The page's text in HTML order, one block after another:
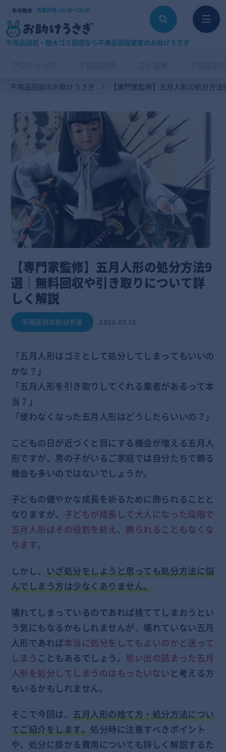
年中無休 営業時間: 08:00〜24:00
不用品回収・粗大ゴミ回収なら不用品回収業者のお助けうさぎ
不用品回収のお助けうさぎ 【専門家監修】五月人形の処分方
【専門家監修】五月人形の処分方法9
選｜無料回収や引き取りについて詳
しく解説
不用品別の処分方法
「五月人形はゴミとして処分してしまってもいいの
かな？」
「五月人形を引き取りしてくれる業者があるって本
当？」
「使わなくなった五月人形はどうしたらいいの？」
こどもの日が近づくと目にする機会が増える五月人
形ですが、男の子がいるご家庭では自分たちで飾る
機会も多いのではないでしょうか。
子どもの健やかな成長を祈るために飾られることと
なりますが、 子どもが成長して大人になった段階で
五月人形はその役割を終え、飾られることもなくな
ります。
しかし、 いざ処分をしようと思っても処分方法に悩
んでしまう方は少なくありません。
壊れてしまっているのであれば捨ててしまおうとい
う気にもなるかもしれませんが、壊れていない五月
人形であれば本当に処分をしてもよいのかと迷って
しまう こともあるでしょう。 思い出の詰まった五月
人形を処分してしまうのはもったいないと考える方
もいるかもしれません。
そこで今回は、五月人形の捨て方・処分方法につい
てご紹介をします。処分時に注意すべきポイント
や、処分に掛かる費用についても詳しく解説するた